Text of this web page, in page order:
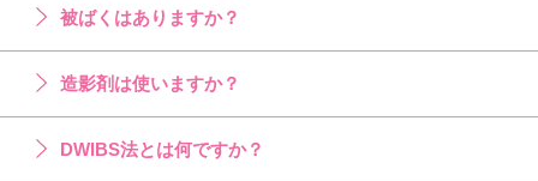
被ばくはありますか？
造影剤は使いますか？
DWIBS法とは何ですか？